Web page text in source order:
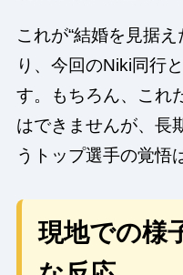
これが“結婚を見据
り、今回のNiki同行
す。もちろん、これ
はできませんが、長
うトップ選手の覚悟
現地での様